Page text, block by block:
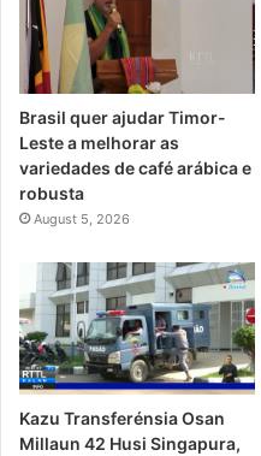
Brasil quer ajudar Timor-
Leste a melhorar as
variedades de café arábica e
robusta
August 5, 2026
Kazu Transferénsia Osan
Millaun 42 Husi Singapura,